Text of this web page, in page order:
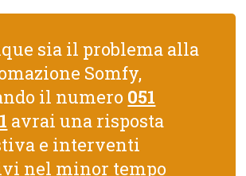
sia il problema alla
Somfy,
il numero 051
avrai una risposta
e interventi
nel minor tempo